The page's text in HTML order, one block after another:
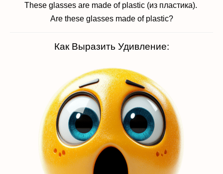
These glasses are made of plastic (из пластика).
Are these glasses made of plastic?
Как Выразить Удивление: